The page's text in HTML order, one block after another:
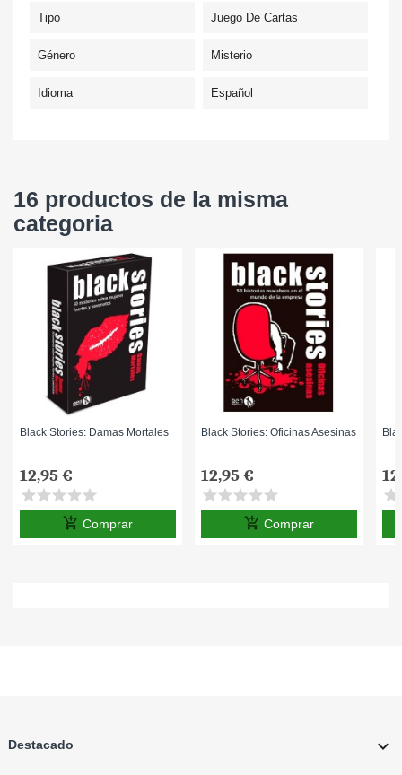
Tipo Juego De Cartas
Género Misterio
Idioma Español
16 productos de la misma
categoria
Black Stories: Damas Mortales
12,95 €
starstarstarstarstar
add_shopping_cart Comprar
Black Stories: Oficinas Asesinas
12,95 €
starstarstarstarstar
add_shopping_cart Comprar
star
Destacado
